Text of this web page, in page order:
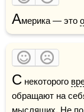
Америка — это
С некоторого
обращают на
мыслящих. Не